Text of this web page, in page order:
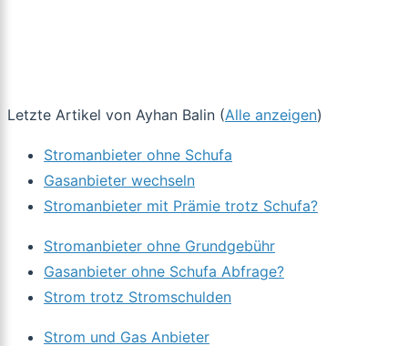
Letzte Artikel von Ayhan Balin (Alle anzeigen)
Stromanbieter ohne Schufa
Gasanbieter wechseln
Stromanbieter mit Prämie trotz Schufa?
Stromanbieter ohne Grundgebühr
Gasanbieter ohne Schufa Abfrage?
Strom trotz Stromschulden
Strom und Gas Anbieter